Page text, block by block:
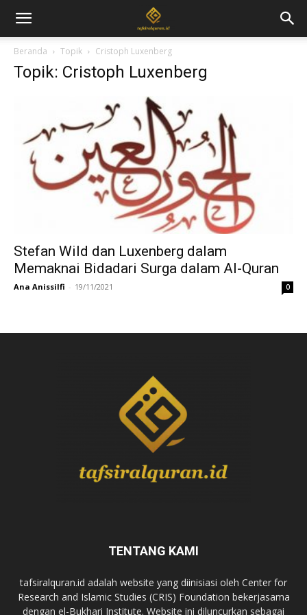
Beranda Topik Cristoph Luxenberg
Topik: Cristoph Luxenberg
Stefan Wild dan Luxenberg dalam
Memaknai Bidadari Surga dalam Al-Quran
Ana Anissilfi - 19/11/2021 0
TENTANG KAMI
tafsiralquran.id adalah website yang diinisiasi oleh Center for
Research and Islamic Studies (CRIS) Foundation bekerjasama
dengan el-Bukhari Institute. Website ini diluncurkan sebagai